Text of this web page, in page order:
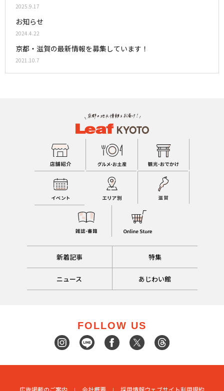
2025.9.17
お知らせ
2024.4.22
京都・滋賀の最新情報を募集しています！
2021.10.7
新着記事 特集
ニュース あじわい館
FOLLOW US
広告掲載のご案内 会社概要 採用情報ウェブサイト利用規約